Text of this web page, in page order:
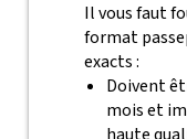
Il vous faut
format
exacts :
Doivent
mois et